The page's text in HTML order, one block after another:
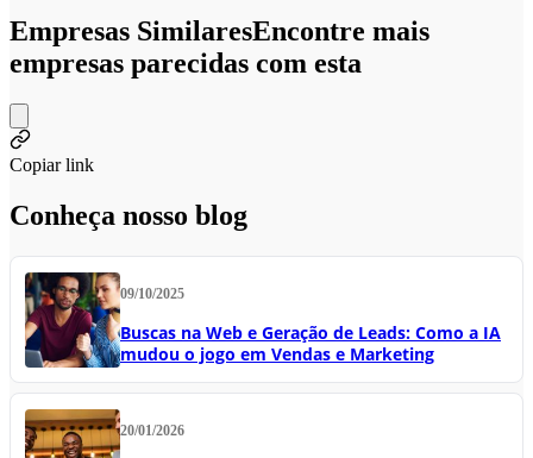
Empresas SimilaresEncontre mais
empresas parecidas com esta
Copiar link
Conheça nosso blog
09/10/2025
Buscas na Web e Geração de Leads: Como a IA
mudou o jogo em Vendas e Marketing
20/01/2026